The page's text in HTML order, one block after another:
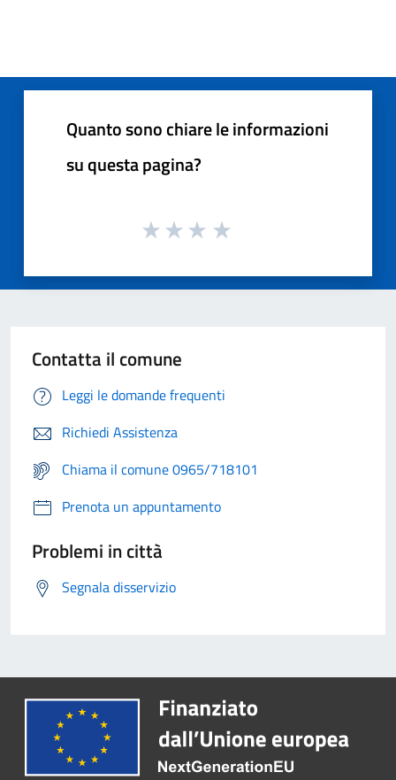
Quanto sono chiare le informazioni
su questa pagina?
Contatta il comune
Leggi le domande frequenti
Richiedi Assistenza
Chiama il comune 0965/718101
Prenota un appuntamento
Problemi in città
Segnala disservizio